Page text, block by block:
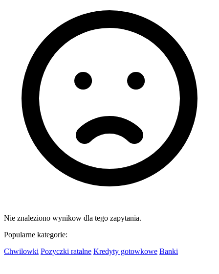
Nie znaleziono wynikow dla tego zapytania.
Popularne kategorie:
Chwilowki Pozyczki ratalne Kredyty gotowkowe Banki